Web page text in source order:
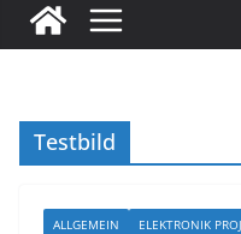
Testbild
ALLGEMEIN ELEKTRONIK